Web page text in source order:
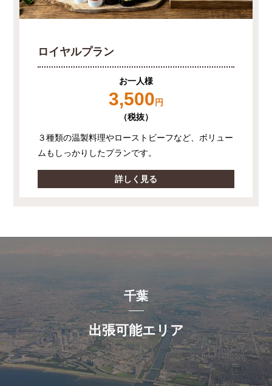
ロイヤルプラン
お一人様
3,500 円
（税抜）
３種類の温製料理やローストビーフなど、ボリュー
ムもしっかりしたプランです。
詳しく見る
千葉
出張可能エリア